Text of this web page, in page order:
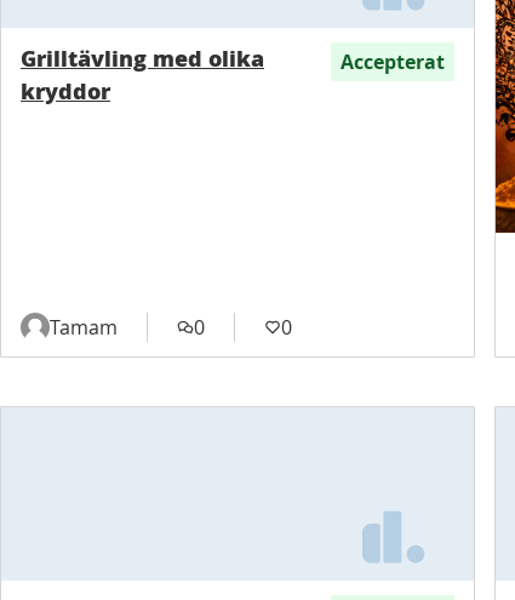
Grilltävling med olika
kryddor
Accepterat
Tamam 0 0